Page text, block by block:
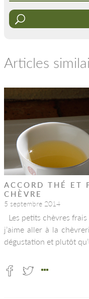
Articles
ACCORD THÉ ET
CHÈVRE
5 septembre 2014
Les petits chèvres
j’aime aller à la
dégustation et plutôt